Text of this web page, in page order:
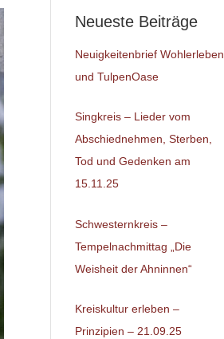
Neueste Beiträge
Neuigkeitenbrief Wohlerleben
und TulpenOase
Singkreis – Lieder vom
Abschiednehmen, Sterben,
Tod und Gedenken am
15.11.25
Schwesternkreis –
Tempelnachmittag „Die
Weisheit der Ahninnen“
Kreiskultur erleben –
Prinzipien – 21.09.25